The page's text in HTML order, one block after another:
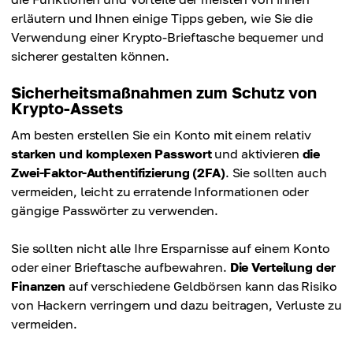
erläutern und Ihnen einige Tipps geben, wie Sie die
Verwendung einer Krypto-Brieftasche bequemer und
sicherer gestalten können.
Sicherheitsmaßnahmen zum Schutz von
Krypto-Assets
Am besten erstellen Sie ein Konto mit einem relativ
starken und komplexen Passwortund aktivieren die
Zwei-Faktor-Authentifizierung (2FA). Sie sollten auch
vermeiden, leicht zu erratende Informationen oder
gängige Passwörter zu verwenden.
Sie sollten nicht alle Ihre Ersparnisse auf einem Konto
oder einer Brieftasche aufbewahren. Die Verteilung der
Finanzen auf verschiedene Geldbörsen kann das Risiko
von Hackern verringern und dazu beitragen, Verluste zu
vermeiden.